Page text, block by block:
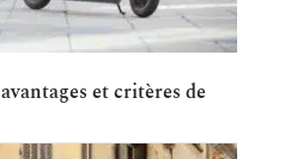
et critères de